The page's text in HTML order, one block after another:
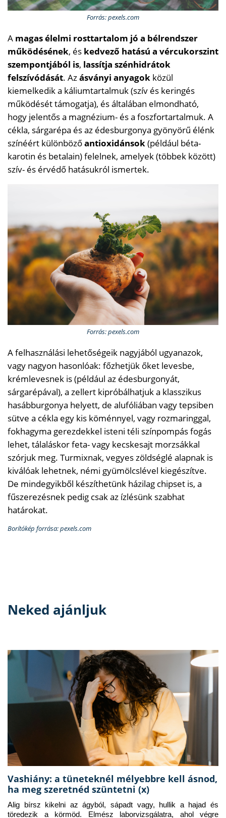
Forrás: pexels.com
A magas élelmi rosttartalom jó a bélrendszer
működésének, és kedvező hatású a vércukorszint
szempontjából is, lassítja szénhidrátok
felszívódását. Azásványi anyagok közül
kiemelkedik a káliumtartalmuk (szív és keringés
működését támogatja), és általában elmondható,
hogy jelentős a magnézium- és a foszfortartalmuk. A
cékla, sárgarépa és az édesburgonya gyönyörű élénk
színéért különbözőantioxidánsok(például béta-
karotin és betalain) felelnek, amelyek (többek között)
szív- és érvédő hatásukról ismertek.
Forrás: pexels.com
A felhasználási lehetőségeik nagyjából ugyanazok,
vagy nagyon hasonlóak: főzhetjük őket levesbe,
krémlevesnek is (például az édesburgonyát,
sárgarépával), a zellert kipróbálhatjuk a klasszikus
hasábburgonya helyett, de alufóliában vagy tepsiben
sütve a cékla egy kis köménnyel, vagy rozmaringgal,
fokhagyma gerezdekkel isteni téli színpompás fogás
lehet, tálaláskor feta- vagy kecskesajt morzsákkal
szórjuk meg. Turmixnak, vegyes zöldséglé alapnak is
kiválóak lehetnek, némi gyümölcslével kiegészítve.
De mindegyikből készíthetünk házilag chipset is, a
fűszerezésnek pedig csak az ízlésünk szabhat
határokat.
Borítókép forrása: pexels.com
Neked ajánljuk
Vashiány: a tüneteknél mélyebbre kell ásnod,
ha meg szeretnéd szüntetni (x)
Alig bírsz kikelni az ágyból, sápadt vagy, hullik a hajad és
töredezik a körmöd. Elmész laborvizsgálatra, ahol végre